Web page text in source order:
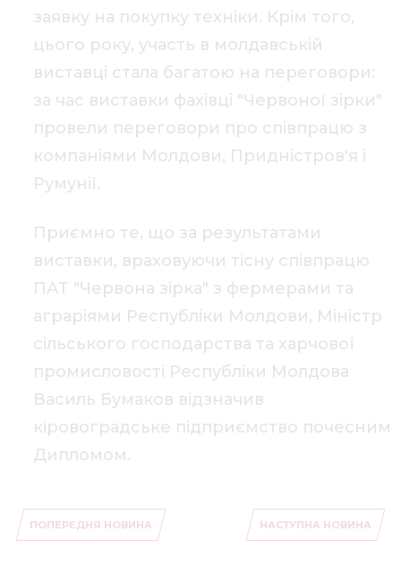
заявку на покупку техніки. Крім того,
цього року, участь в молдавській
виставці стала багатою на переговори:
за час виставки фахівці "Червоної зірки"
провели переговори про співпрацю з
компаніями Молдови, Придністров'я і
Румунії.
Приємно те, що за результатами
виставки, враховуючи тісну співпрацю
ПАТ "Червона зірка" з фермерами та
аграріями Республіки Молдови, Міністр
сільського господарства та харчової
промисловості Республіки Молдова
Василь Бумаков відзначив
кіровоградське підприємство почесним
Дипломом.
ПОПЕРЕДНЯ НОВИНА НАСТУПНА НОВИНА